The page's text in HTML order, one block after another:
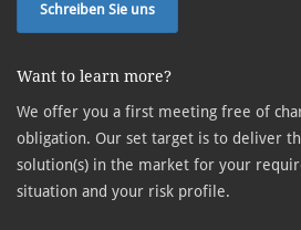
Schreiben Sie uns
Want to learn more?
We offer you a first meeting free of
obligation. Our set target is to deliver
solution(s) in the market for your
situation and your risk profile.